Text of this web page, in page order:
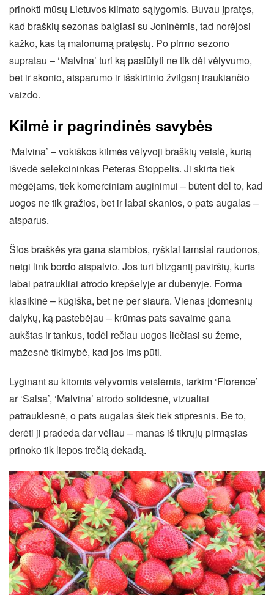
prinokti mūsų Lietuvos klimato sąlygomis. Buvau įpratęs,
kad braškių sezonas baigiasi su Joninėmis, tad norėjosi
kažko, kas tą malonumą pratęstų. Po pirmo sezono
supratau – ‘Malvina’ turi ką pasiūlyti ne tik dėl vėlyvumo,
bet ir skonio, atsparumo ir išskirtinio žvilgsnį traukiančio
vaizdo.
Kilmė ir pagrindinės savybės
‘Malvina’ – vokiškos kilmės vėlyvoji braškių veislė, kurią
išvedė selekcininkas Peteras Stoppelis. Ji skirta tiek
mėgėjams, tiek komerciniam auginimui – būtent dėl to, kad
uogos ne tik gražios, bet ir labai skanios, o pats augalas –
atsparus.
Šios braškės yra gana stambios, ryškiai tamsiai raudonos,
netgi link bordo atspalvio. Jos turi blizgantį paviršių, kuris
labai patraukliai atrodo krepšelyje ar dubenyje. Forma
klasikinė – kūgiška, bet ne per siaura. Vienas įdomesnių
dalykų, ką pastebėjau – krūmas pats savaime gana
aukštas ir tankus, todėl rečiau uogos liečiasi su žeme,
mažesnė tikimybė, kad jos ims pūti.
Lyginant su kitomis vėlyvomis veislėmis, tarkim ‘Florence’
ar ‘Salsa’, ‘Malvina’ atrodo solidesnė, vizualiai
patrauklesnė, o pats augalas šiek tiek stipresnis. Be to,
derėti ji pradeda dar vėliau – manas iš tikrųjų pirmąsias
prinoko tik liepos trečią dekadą.